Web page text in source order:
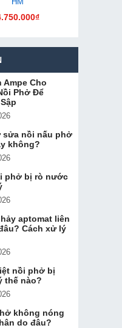
Ampe Cho
Phở Để
sửa nồi nấu phở
không?
phở bị rò nước
aptomat liên
Cách xử lý
nồi phở bị
thế nào?
không nóng
do đâu?